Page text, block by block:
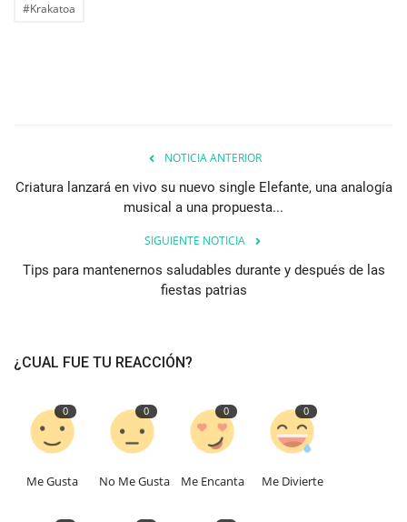
#Krakatoa
NOTICIA ANTERIOR
Criatura lanzará en vivo su nuevo single Elefante, una analogía
musical a una propuesta...
SIGUIENTE NOTICIA
Tips para mantenernos saludables durante y después de las
fiestas patrias
¿CUAL FUE TU REACCIÓN?
0
Me Gusta
0
No Me Gusta
0
Me Encanta
0
Me Divierte